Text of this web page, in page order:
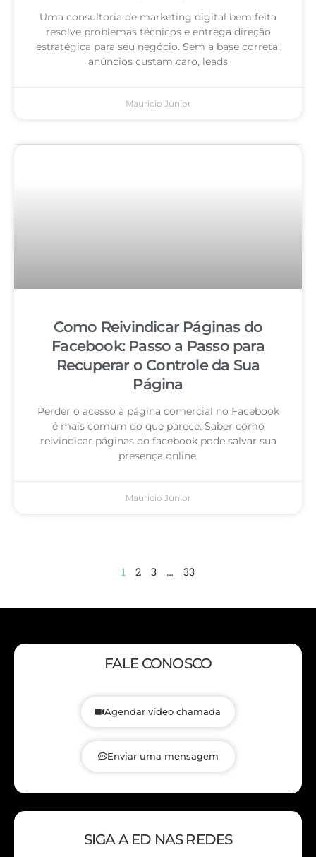
Uma consultoria de marketing digital bem feita
resolve problemas técnicos e entrega direção
estratégica para seu negócio. Sem a base correta,
anúncios custam caro, leads
Mauricio Junior
Como Reivindicar Páginas do
Facebook: Passo a Passo para
Recuperar o Controle da Sua
Página
Perder o acesso à página comercial no Facebook
é mais comum do que parece. Saber como
reivindicar páginas do facebook pode salvar sua
presença online,
Mauricio Junior
1 2 3 … 33
FALE CONOSCO
Agendar vídeo chamada
Enviar uma mensagem
SIGA A ED NAS REDES